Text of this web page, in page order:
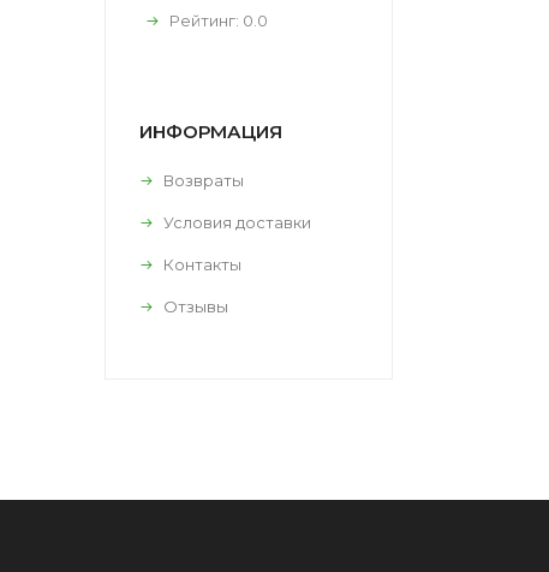
Рейтинг: 0.0
ИНФОРМАЦИЯ
Возвраты
Условия доставки
Контакты
Отзывы